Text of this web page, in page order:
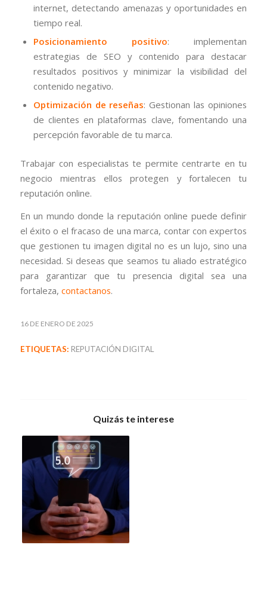
internet, detectando amenazas y oportunidades en
tiempo real.
Posicionamiento positivo: implementan
estrategias de SEO y contenido para destacar
resultados positivos y minimizar la visibilidad del
contenido negativo.
Optimización de reseñas: Gestionan las opiniones
de clientes en plataformas clave, fomentando una
percepción favorable de tu marca.
Trabajar con especialistas te permite centrarte en tu
negocio mientras ellos protegen y fortalecen tu
reputación online.
En un mundo donde la reputación online puede definir
el éxito o el fracaso de una marca, contar con expertos
que gestionen tu imagen digital no es un lujo, sino una
necesidad. Si deseas que seamos tu aliado estratégico
para garantizar que tu presencia digital sea una
fortaleza, contactanos.
16 DE ENERO DE 2025
ETIQUETAS: REPUTACIÓN DIGITAL
Quizás te interese